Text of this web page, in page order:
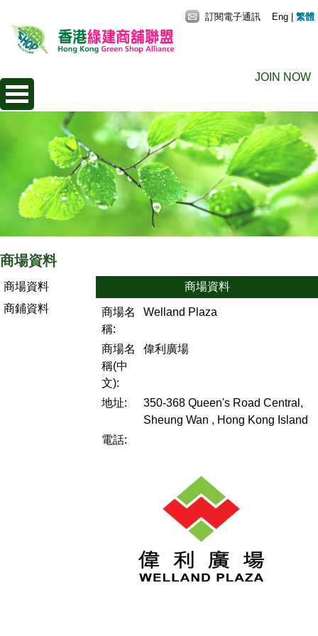
JOIN NOW
訂閱電子通訊 Eng 繁體
商場資料
商場資料
商鋪資料
商場資料
商場名
稱:
Welland Plaza
商場名
稱(中
文):
偉利廣場
地址:
350-368 Queen's Road Central,
Sheung Wan , Hong Kong Island
電話: